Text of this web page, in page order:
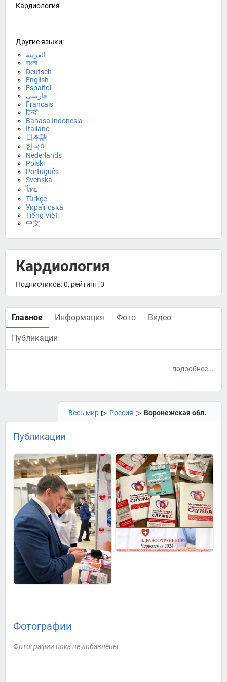
Кардиология
Другие языки:
العربية
বাংলা
Deutsch
English
Español
فارسی
Français
हिन्दी
Bahasa Indonesia
Italiano
日本語
한국어
Nederlands
Polski
Português
Svenska
ไทย
Türkçe
Українська
Tiếng Việt
中文
Кардиология
Подписчиков: 0, рейтинг: 0
Главное Информация Фото Видео
Публикации
подробнее...
Весь мир ▷ Россия ▷ Воронежская обл.
Публикации
Фотографии
Фотографии пока не добавлены